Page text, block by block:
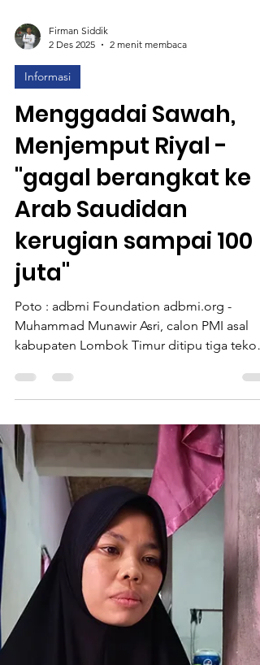
Firman Siddik
2 Des 2025
Informasi
Menggadai Sawah,
Menjemput Riyal -
"gagal berangkat ke
Arab Saudidan
kerugian sampai 100
juta"
kabupaten Lombok Timur ditipu tiga
sekaligus. Kerugian ditaksir hingga seratus
juta, bahkan sang anak tidak bisa
melanjutkan pendidikan. Kasus ini
berlangsung sejak tahun 2022, ketika ia
direkrut oleh salah satu PT yang ternyata
menawarkan Haji dan Umroh. PT tersebut
bernama PT MULTAZAM WISATA AGUNG.
Di PT tersebut, ia menyetorkan biaya
27 juta ke salah seorang tekong atau
dan m